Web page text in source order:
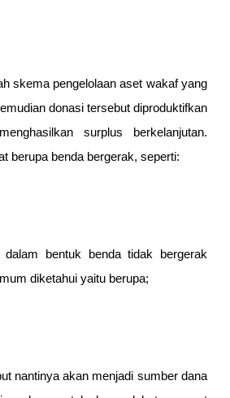
skema pengelolaan aset wakaf yang
donasi tersebut diproduktifkan
surplus berkelanjutan.
berupa benda bergerak, seperti:
bentuk benda tidak bergerak
diketahui yaitu berupa;
nantinya akan menjadi sumber dana